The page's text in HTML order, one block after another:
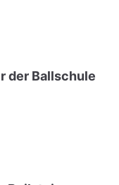
der Ballschule